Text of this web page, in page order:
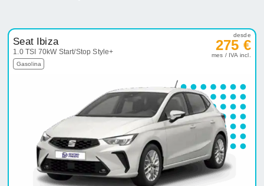
Seat Ibiza
1.0 TSI 70kW Start/Stop Style+
Gasolina
desde
275 €
mes / IVA incl.